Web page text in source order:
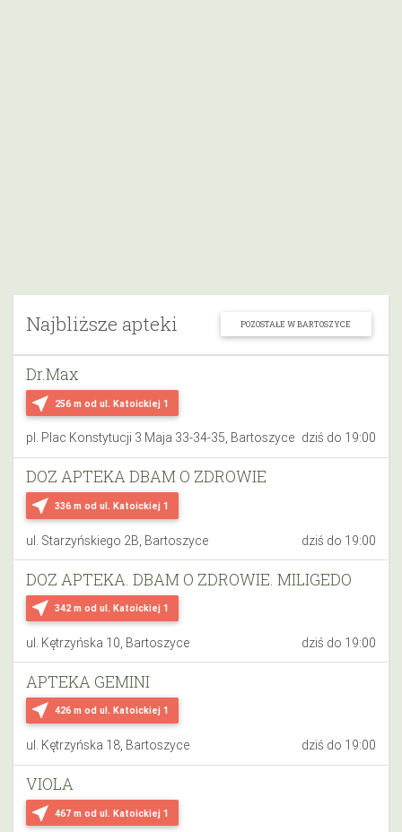
Najbliższe apteki POZOSTAŁE W BARTOSZYCE
near_me 256 m od ul. Katoickiej 1
Dr.Max
pl. Plac Konstytucji 3 Maja 33-34-35, Bartoszyce dziś do 19:00
near_me 336 m od ul. Katoickiej 1
DOZ APTEKA DBAM O ZDROWIE
ul. Starzyńskiego 2B, Bartoszyce dziś do 19:00
near_me 342 m od ul. Katoickiej 1
DOZ APTEKA. DBAM O ZDROWIE. MILIGEDO
ul. Kętrzyńska 10, Bartoszyce dziś do 19:00
near_me 426 m od ul. Katoickiej 1
APTEKA GEMINI
ul. Kętrzyńska 18, Bartoszyce dziś do 19:00
near_me 467 m od ul. Katoickiej 1
VIOLA